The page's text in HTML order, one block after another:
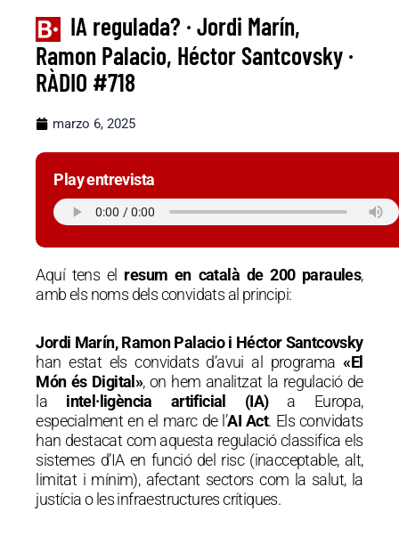
IA regulada? · Jordi Marín,
Ramon Palacio, Héctor Santcovsky ·
RÀDIO #718
marzo 6, 2025
Play entrevista
Aquí tens el resum en català de 200 paraules,
amb els noms dels convidats al principi:
Jordi Marín, Ramon Palacio i Héctor Santcovsky
han estat els convidats d’avui al programa«El
Món és Digital», on hem analitzat la regulació de
la intel·ligència artificial (IA)a Europa,
especialment en el marc de l’AI Act. Els convidats
han destacat com aquesta regulació classifica els
sistemes d’IA en funció del risc (inacceptable, alt,
limitat i mínim), afectant sectors com la salut, la
justícia o les infraestructures crítiques.